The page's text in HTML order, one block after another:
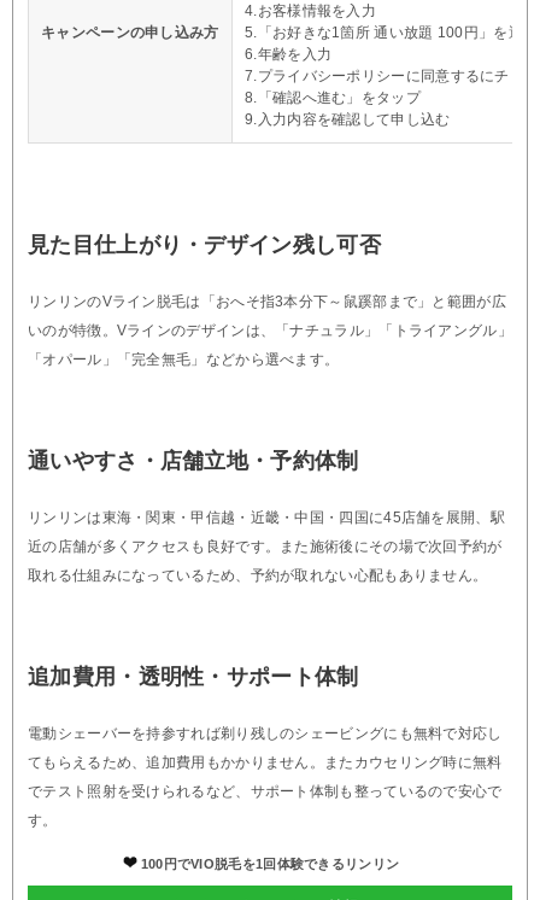
キャンペーンの申し込み方
4.お客様情報を入力
5.「お好きな1箇所 通い放題 100円」を選択
6.年齢を入力
7.プライバシーポリシーに同意するにチェ
8.「確認へ進む」をタップ
9.入力内容を確認して申し込む
見た目仕上がり・デザイン残し可否
リンリンのVライン脱毛は「おへそ指3本分下～鼠蹊部まで」と範囲が広
いのが特徴。Vラインのデザインは、「ナチュラル」「トライアングル」
「オパール」「完全無毛」などから選べます。
通いやすさ・店舗立地・予約体制
リンリンは東海・関東・甲信越・近畿・中国・四国に45店舗を展開、駅
近の店舗が多くアクセスも良好です。また施術後にその場で次回予約が
取れる仕組みになっているため、予約が取れない心配もありません。
追加費用・透明性・サポート体制
電動シェーバーを持参すれば剃り残しのシェービングにも無料で対応し
てもらえるため、追加費用もかかりません。またカウセリング時に無料
でテスト照射を受けられるなど、サポート体制も整っているので安心で
す。
100円でVIO脱毛を1回体験できるリンリン